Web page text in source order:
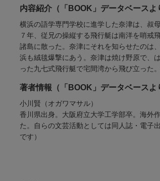
内容紹介（「BOOK」データベースよ
横浜の語学専門学校に進学した奈津は、叔
７年、従兄の操縦する飛行艇は南洋を哨戒
諸島に散った。奈津にそれを知らせたのは
浜も絨毯爆撃にあう。奈津は焼け野原で、
った九七式飛行艇で宅間湾から飛び立った
著者情報（「BOOK」データベースよ
小川賢（オガワマサル）
香川県出身。大阪府立大学工学部卒。海外
た。自らの文芸活動としては同人誌・電子
です）